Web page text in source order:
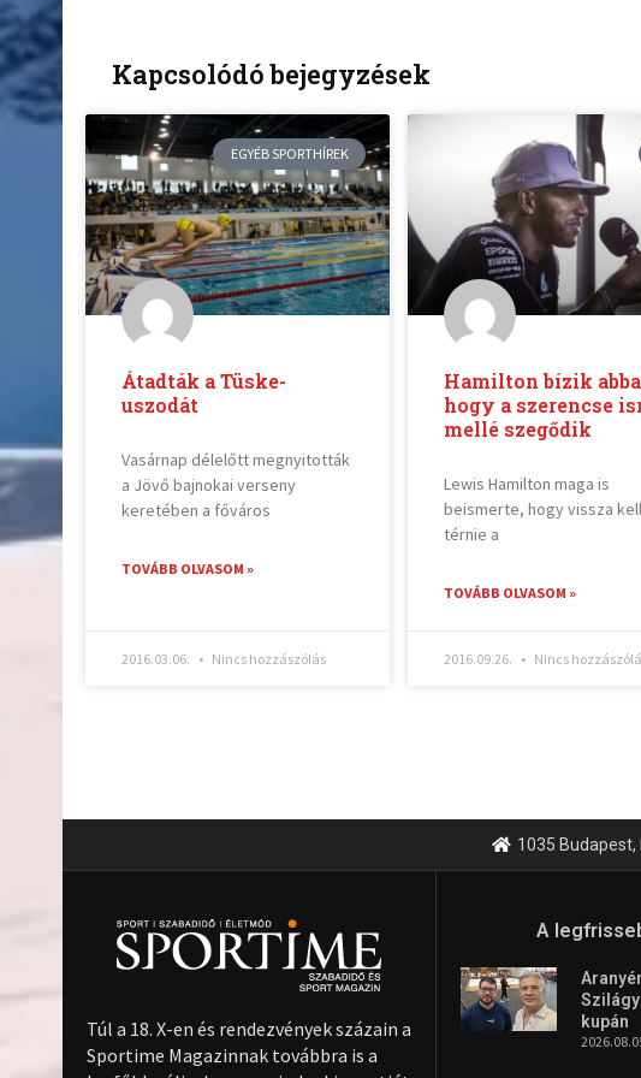
Kapcsolódó bejegyzések
EGYÉB SPORTHÍREK
Átadták a Tüske-
uszodát
Vasárnap délelőtt megnyitották
a Jövő bajnokai verseny
keretében a főváros
TOVÁBB OLVASOM »
2016.03.06. Nincs hozzászólás
Hamilton bízik
hogy a szerencse
mellé szegődik
Lewis Hamilton maga is
beismerte, hogy vissza kell
térnie a
TOVÁBB OLVASOM »
2016.09.26. Nincs
1035 Budapest,
Túl a 18. X-en és rendezvények százain a
Sportime Magazinnak továbbra is a
A
kupán